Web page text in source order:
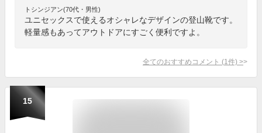
トシンジアン(70代・男性)
ユニセックスで使えるオシャレなデザインの登山靴です。
軽量感もあってアウトドアにすごく便利ですよ。
全てのおすすめコメント (1 件) >
15